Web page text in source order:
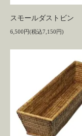
スモールダストビン
6,500円(税込7,150円)